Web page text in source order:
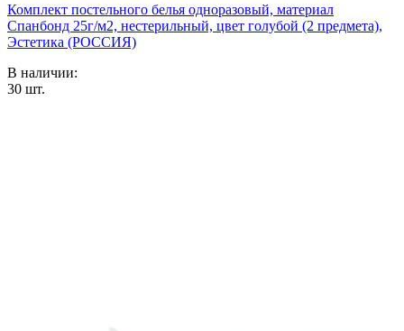
Комплект постельного белья одноразовый, материал
Спанбонд 25г/м2, нестерильный, цвет голубой (2 предмета),
Эстетика (РОССИЯ)
В наличии:
30 шт.